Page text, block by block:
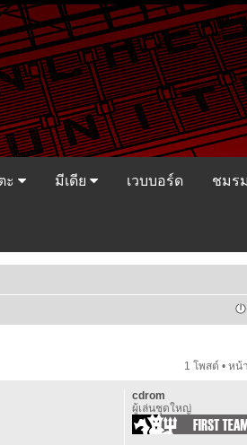
ะ มีเดีย เวบบอร์ด ชมรม
1 โพสต์ • หน้า
cdrom
ผู้เล่นชุดใหญ่